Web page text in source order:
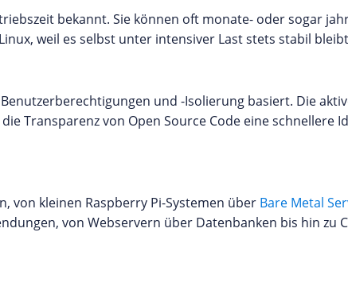
bekannt. Sie können oft monate- oder sogar
weil es selbst unter intensiver Last stets stabil
und -Isolierung basiert. Die
Transparenz von Open Source Code eine schnellere
von kleinen Raspberry Pi-Systemen über Bare Metal
von Webservern über Datenbanken bis hin zu